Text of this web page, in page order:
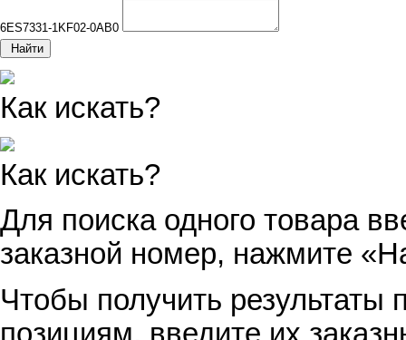
6ES7331-1KF02-0AB0
Найти
Как искать?
Как искать?
Для поиска одного товара
заказной номер, нажмите
Чтобы получить результаты
позициям, введите их